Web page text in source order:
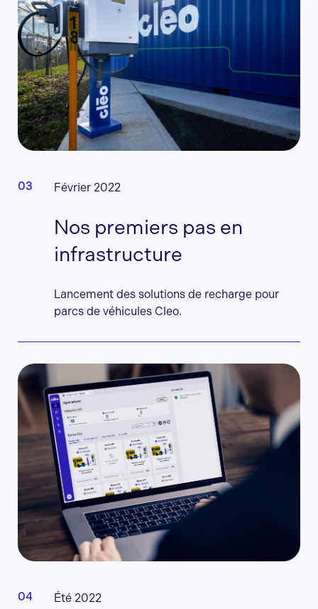
Février 2022
Nos premiers pas en
infrastructure
Lancement des solutions de recharge pour
parcs de véhicules Cleo.
Été 2022